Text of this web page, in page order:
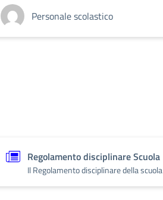
Personale scolastico
Regolamento disciplinare Scuola
Il Regolamento disciplinare della scuola